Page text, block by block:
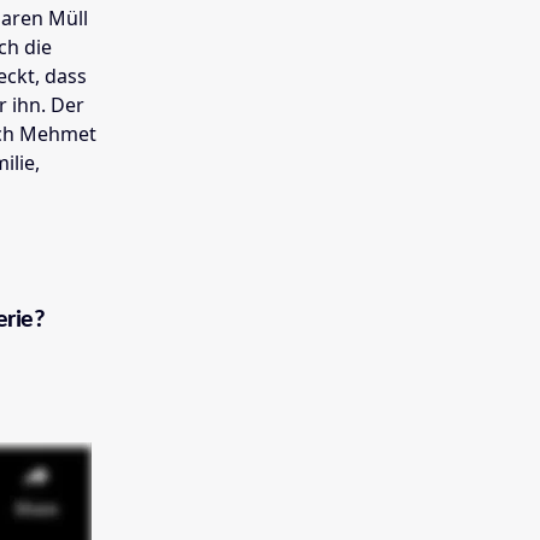
Müll
die
dass
ihn. Der
Mehmet